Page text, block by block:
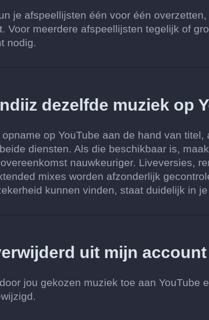
je afspeellijsten één voor één
Voor meerdere afspeellijsten tegelijk of
nodig.
dezelfde muziek op
op YouTube aan de hand van
diensten. Als die beschikbaar is,
nauwkeuriger. Liveversies,
mixes worden afzonderlijk
kunnen vinden, staat duidelijk in
uit mijn
jou gekozen muziek toe aan YouTube